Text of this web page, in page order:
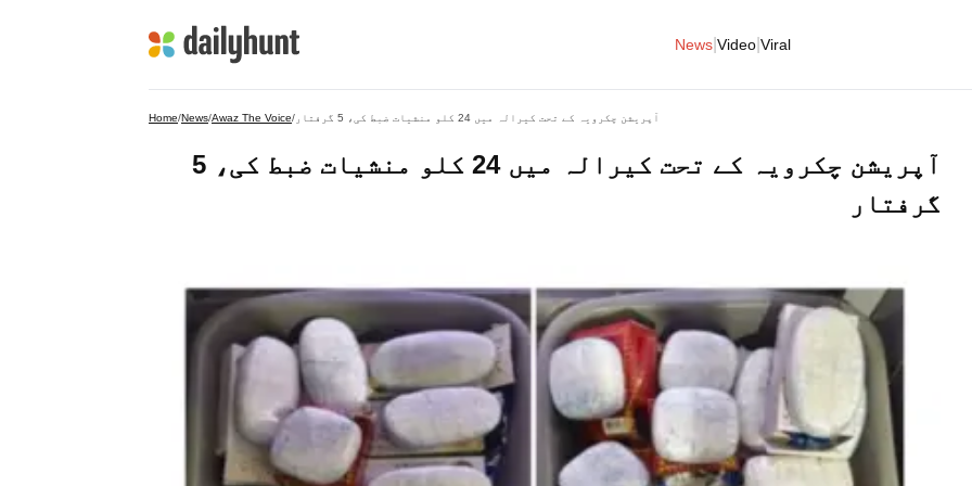
News Video Viral
Home/News/Awaz The Voice/ آپریشن چکرویہ کے تحت کیرالہ میں 24 کلو منشیات ضبط کی، 5 گرفتار
آپریشن چکرویہ کے تحت کیرالہ میں 24 کلو منشیات ضبط کی، 5
گرفتار